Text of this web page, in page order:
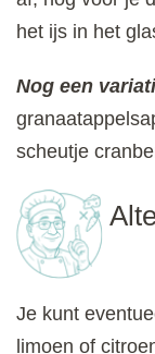
het ijs in het
Nog een
scheutje
Je kunt
limoen of